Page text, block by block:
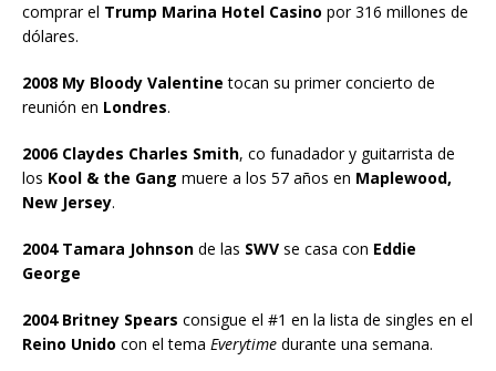
comprar el Trump Marina Hotel Casino por 316 millones de
dólares.
2008 My Bloody Valentine tocan su primer concierto de
reunión en Londres.
2006 Claydes Charles Smith, co funadador y guitarrista de
los Kool & the Gang muere a los 57 años en Maplewood,
New Jersey.
2004 Tamara Johnson de las SWV se casa con Eddie
George
2004 Britney Spears consigue el #1 en la lista de singles en el
Reino Unido con el tema Everytime durante una semana.